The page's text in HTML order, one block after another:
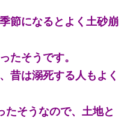
節になるとよく土砂崩
たそうです。
昔は溺死する人もよく
たそうなので、土地と